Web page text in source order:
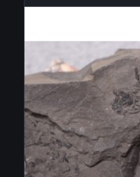
Nouveau